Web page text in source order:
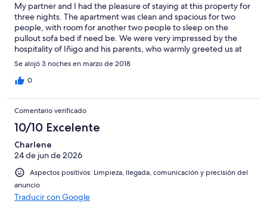
My partner and I had the pleasure of staying at this property for
three nights. The apartment was clean and spacious for two
people, with room for another two people to sleep on the
pullout sofa bed if need be. We were very impressed by the
hospitality of Iñigo and his parents, who warmly greeted us at
the apartment and provided a few welcome refreshments. They
allowed us to drop off our luggage a few hours before check-in
and even store our luggage there after check out while waiting
Star Michelin restaurant that was fully booked. We appreciated
being able to use the washing machine to clean our laundry
since we were traveling for 5 wks. I would definitely stay here
again.
Se alojó 3 noches en marzo de 2018
0
Comentario verificado
10/10 Excelente
Charlene
24 de jun de 2026
Aspectos positivos: Limpieza, llegada, comunicación y precisión del
anuncio
Traducir con Google